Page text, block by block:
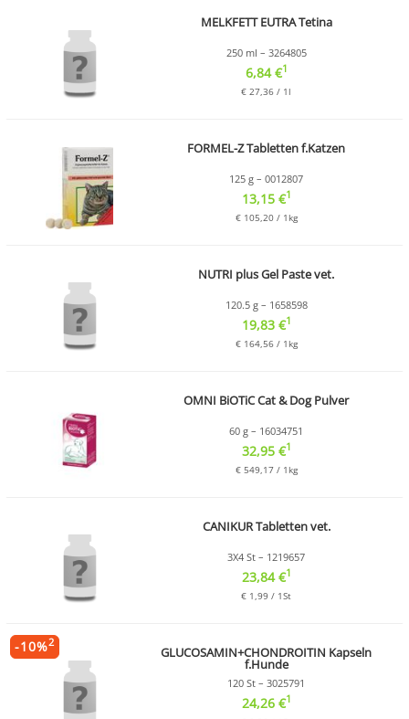
MELKFETT EUTRA Tetina
250 ml – 3264805
6,84 €1
€ 27,36 / 1l
FORMEL-Z Tabletten f.Katzen
125 g – 0012807
13,15 €1
€ 105,20 / 1kg
NUTRI plus Gel Paste vet.
120.5 g – 1658598
19,83 €1
€ 164,56 / 1kg
OMNI BiOTiC Cat & Dog Pulver
60 g – 16034751
32,95 €1
€ 549,17 / 1kg
CANIKUR Tabletten vet.
3X4 St – 1219657
23,84 €1
€ 1,99 / 1St
GLUCOSAMIN+CHONDROITIN Kapseln
f.Hunde
120 St – 3025791
24,26 €1
-10%2